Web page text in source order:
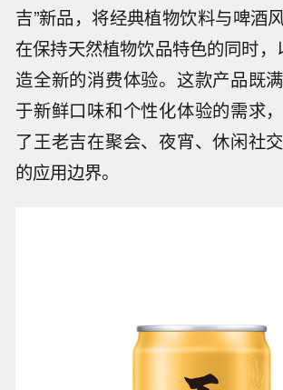
吉”新品，将经典植物饮料与啤酒
在保持天然植物饮品特色的同时
造全新的消费体验。这款产品既
于新鲜口味和个性化体验的需求
了王老吉在聚会、夜宵、休闲社
的应用边界。